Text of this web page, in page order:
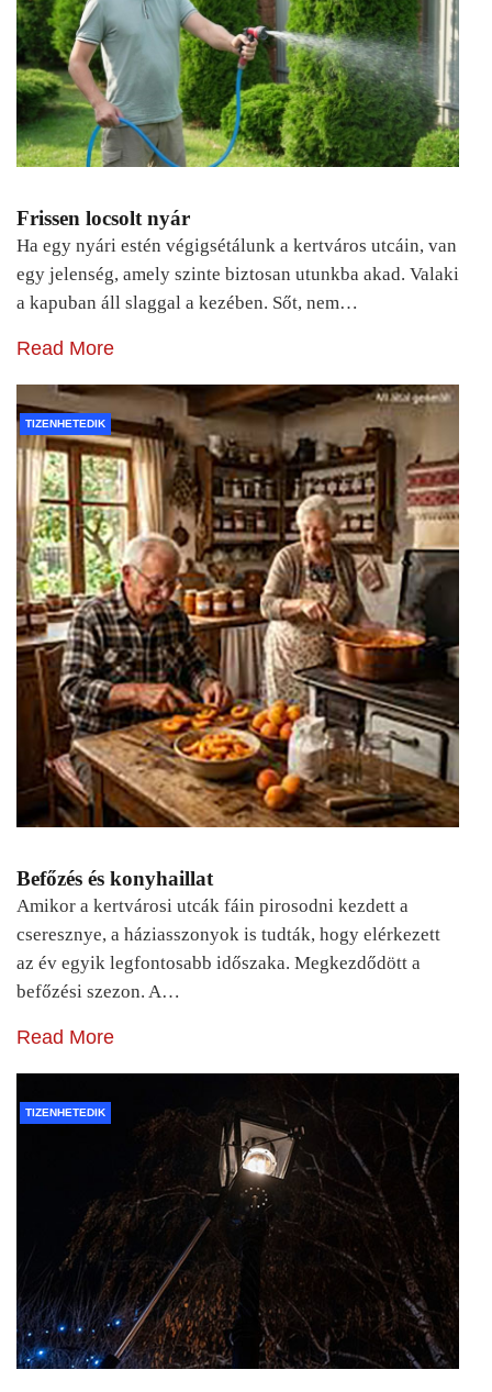
Frissen locsolt nyár
Ha egy nyári estén végigsétálunk a kertváros utcáin, van
egy jelenség, amely szinte biztosan utunkba akad. Valaki
a kapuban áll slaggal a kezében. Sőt, nem…
Read More
TIZENHETEDIK
Befőzés és konyhaillat
Amikor a kertvárosi utcák fáin pirosodni kezdett a
cseresznye, a háziasszonyok is tudták, hogy elérkezett
az év egyik legfontosabb időszaka. Megkezdődött a
befőzési szezon. A…
Read More
TIZENHETEDIK